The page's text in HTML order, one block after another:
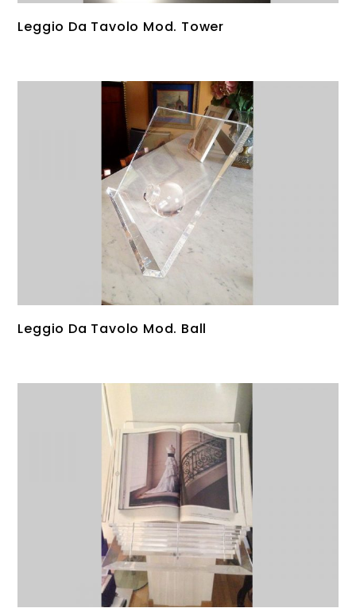
Leggio Da Tavolo Mod. Tower
Leggio Da Tavolo Mod. Ball